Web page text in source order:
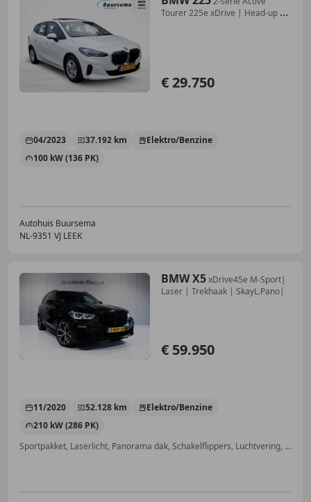
Tourer 225e xDrive | Head-up |
€ 29.750
04/2023 37.192 km
Elektro/Benzine
100 kW (136 PK)
Autohuis Buursema
NL-9351 VJ LEEK
BMW X5xDrive45e M-Sport|
Laser | Trekhaak | SkayL.Pano|
€ 59.950
11/2020 52.128 km
Elektro/Benzine
210 kW (286 PK)
Sportpakket, Laserlicht, Panorama dak, Schakelflippers, Luchtvering, Stoelverwarming, Getinte ramen, Elektrische stoelverstelling